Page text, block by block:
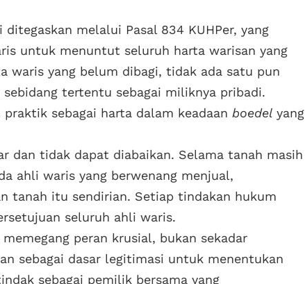
melalui Pasal 834 KUHPer, yang
untuk menuntut seluruh harta warisan yang
waris yang belum dibagi, tidak ada satu pun
tertentu sebagai miliknya pribadi.
sebagai harta dalam keadaan boedel yang
dan tidak dapat diabaikan. Selama tanah masih
ahli waris yang berwenang menjual,
tanah itu sendirian. Setiap tindakan hukum
seluruh ahli waris.
peran krusial, bukan sekadar
sebagai dasar legitimasi untuk menentukan
sebagai pemilik bersama yang